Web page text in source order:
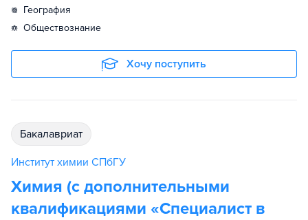
география
обществознание
Хочу поступить
бакалавриат
Институт химии СПбГУ
Химия (с дополнительными
квалификациями «Специалист в